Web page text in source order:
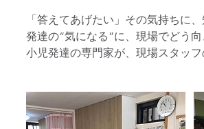
「答えてあげたい」その気持ちに、
発達の“気になる”に、現場でどう向
小児発達の専門家が、現場スタッ